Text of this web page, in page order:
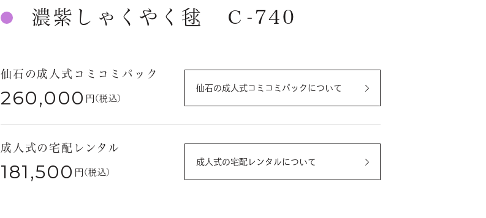
濃紫しゃくやく毬 Ｃ-740
仙石の成人式コミコミパック
260,000 円 (税込)
仙石の成人式コミコミパックについて
成人式の宅配レンタル
181,500 円 (税込)
成人式の宅配レンタルについて